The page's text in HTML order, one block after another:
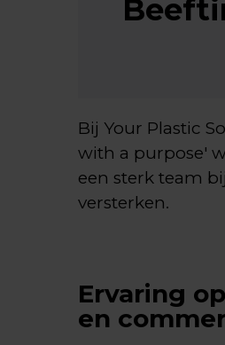
Bij Your Plastic
with a purpose'
een sterk team
versterken.
Ervaring
en